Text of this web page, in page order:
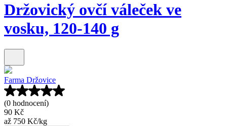
Držovický ovčí váleček ve
vosku, 120-140 g
Farma Držovice
(0 hodnocení)
90 Kč
až 750 Kč/kg